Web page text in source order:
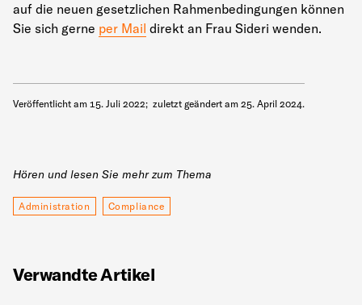
auf die neuen gesetzlichen Rahmenbedingungen können
Sie sich gerne per Mail direkt an Frau Sideri wenden.
Veröffentlicht am 15. Juli 2022; zuletzt geändert am 25. April 2024.
Hören und lesen Sie mehr zum Thema
Administration Compliance
Verwandte Artikel